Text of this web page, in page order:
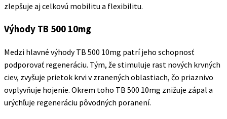
zlepšuje aj celkovú mobilitu a flexibilitu.
Výhody TB 500 10mg
Medzi hlavné výhody TB 500 10mg patrí jeho schopnosť
podporovať regeneráciu. Tým, že stimuluje rast nových krvných
ciev, zvyšuje prietok krvi v zranených oblastiach, čo priaznivo
ovplyvňuje hojenie. Okrem toho TB 500 10mg znižuje zápal a
urýchľuje regeneráciu pôvodných poranení.